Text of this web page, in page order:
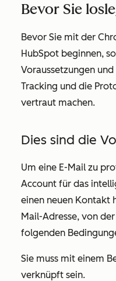
Bevor Sie
Bevor Sie mit der
HubSpot beginnen,
Voraussetzungen
Tracking und die
vertraut machen.
Dies sind die
Um eine E-Mail zu
Account für das
einen neuen Kontakt
Mail-Adresse, von
folgenden
Sie muss mit einem
verknüpft sein.